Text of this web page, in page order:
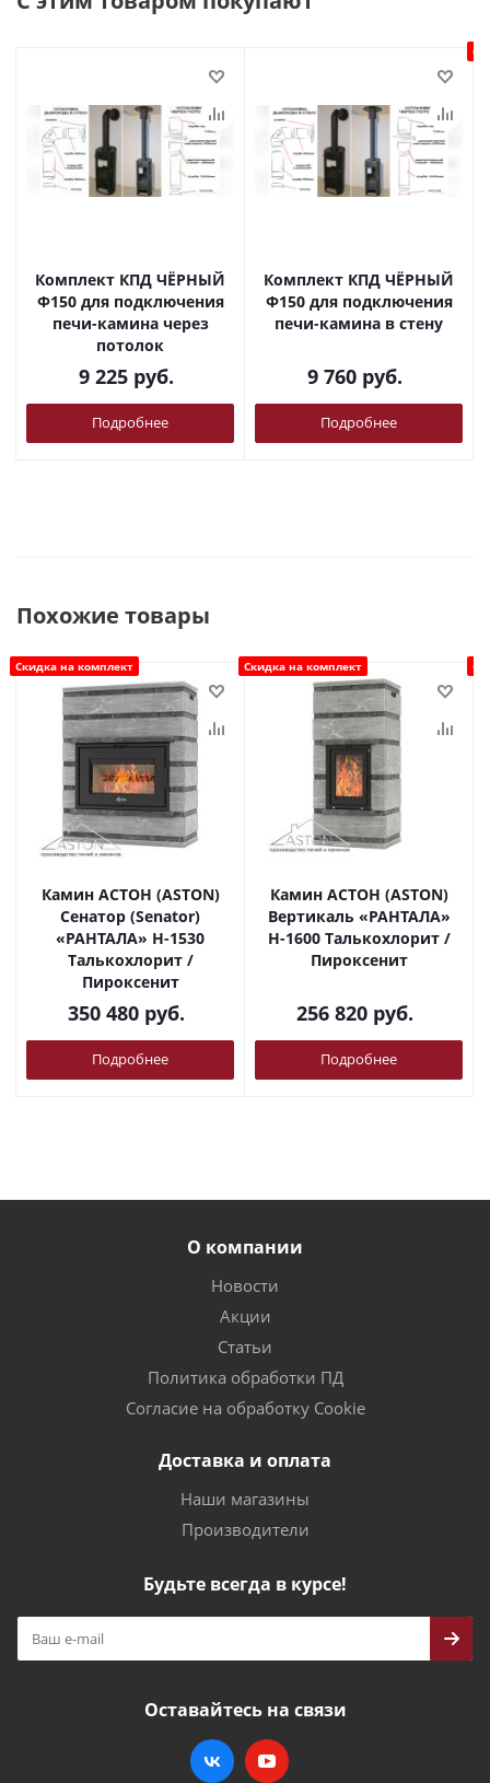
Комплект КПД ЧЁРНЫЙ
Ф150 для подключения
печи-камина через
потолок
9 225 руб.
Подробнее
Комплект КПД ЧЁРНЫЙ
Ф150 для подключения
печи-камина в стену
9 760 руб.
Подробнее
Похожие товары
Скидка на комплект
Камин АСТОН (ASTON)
Сенатор (Senator)
«РАНТАЛА» Н-1530
Талькохлорит /
Пироксенит
350 480 руб.
Подробнее
Скидка на комплект
Камин АСТОН (ASTON)
Вертикаль «РАНТАЛА»
Н-1600 Талькохлорит /
Пироксенит
256 820 руб.
Подробнее
О компании
Новости
Акции
Статьи
Политика обработки ПД
Согласие на обработку Cookie
Доставка и оплата
Наши магазины
Производители
Будьте всегда в курсе!
Оставайтесь на связи